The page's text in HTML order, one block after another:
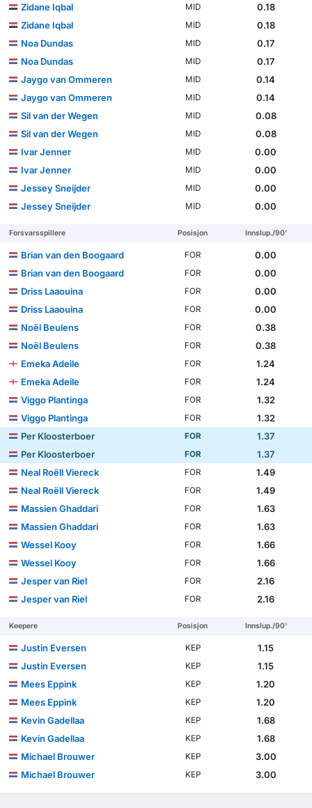
Zidane Iqbal
MID
0.18
Zidane Iqbal
MID
0.18
Noa Dundas
MID
0.17
Noa Dundas
MID
0.17
Jaygo van Ommeren
MID
0.14
Jaygo van Ommeren
MID
0.14
Sil van der Wegen
MID
0.08
Sil van der Wegen
MID
0.08
Ivar Jenner
MID
0.00
Ivar Jenner
MID
0.00
Jessey Sneijder
MID
0.00
Jessey Sneijder
MID 0.00
Forsvarsspillere Posisjon Innslup./90'
Brian van den Boogaard FOR
0.00
Brian van den Boogaard
FOR
0.00
Driss Laaouina
FOR
0.00
Driss Laaouina
FOR
0.00
Noël Beulens
FOR
0.38
Noël Beulens
FOR
0.38
Emeka Adeile
FOR
1.24
Emeka Adeile
FOR
1.24
Viggo Plantinga
FOR
1.32
Viggo Plantinga
FOR
1.32
Per Kloosterboer
FOR
1.37
Per Kloosterboer
FOR
1.37
Neal Roëll Viereck
FOR
1.49
Neal Roëll Viereck
FOR
1.49
Massien Ghaddari
FOR
1.63
Massien Ghaddari
FOR
1.63
Wessel Kooy
FOR
1.66
Wessel Kooy
FOR
1.66
Jesper van Riel
FOR
2.16
Jesper van Riel
FOR 2.16
Keepere Posisjon Innslup./90'
Justin Eversen KEP
1.15
Justin Eversen
KEP
1.15
Mees Eppink
KEP
1.20
Mees Eppink
KEP
1.20
Kevin Gadellaa
KEP
1.68
Kevin Gadellaa
KEP
1.68
Michael Brouwer
KEP
3.00
Michael Brouwer
KEP 3.00